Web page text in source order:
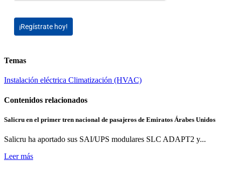
¡Regístrate hoy!
Temas
Instalación eléctrica Climatización (HVAC)
Contenidos relacionados
Salicru en el primer tren nacional de pasajeros de Emiratos Árabes Unidos
Salicru ha aportado sus SAI/UPS modulares SLC ADAPT2 y...
Leer más